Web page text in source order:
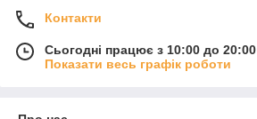
Контакти
Сьогодні працює з 10:00 до 20:00
Показати весь графік роботи